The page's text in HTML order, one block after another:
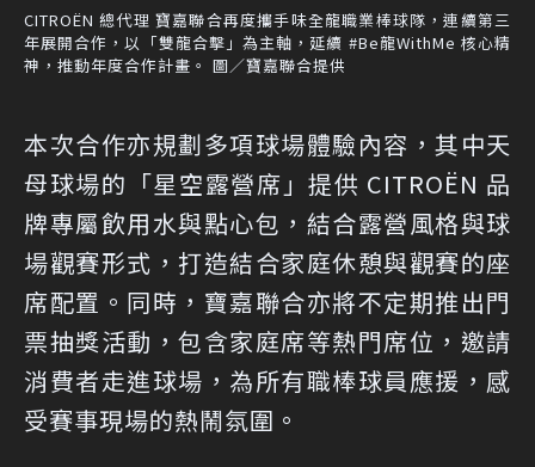
CITROËN 總代理 寶嘉聯合再度攜手味全龍職業棒球隊，連續第三
年展開合作，以「雙龍合擊」為主軸，延續 #Be龍WithMe 核心精
神，推動年度合作計畫。 圖／寶嘉聯合提供
本次合作亦規劃多項球場體驗內容，其中天
母球場的「星空露營席」提供 CITROËN 品
牌專屬飲用水與點心包，結合露營風格與球
場觀賽形式，打造結合家庭休憩與觀賽的座
席配置。同時，寶嘉聯合亦將不定期推出門
票抽獎活動，包含家庭席等熱門席位，邀請
消費者走進球場，為所有職棒球員應援，感
受賽事現場的熱鬧氛圍。